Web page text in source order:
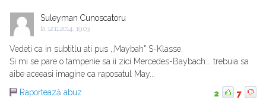
Suleyman Cunoscatoru
la 12.11.2014, 19:03
Vedeti ca in subtitlu ati pus ,,Maybah" S-Klasse.
Si mi se pare o tampenie sa ii zici Mercedes-Baybach... trebuia sa
aibe aceeasi imagine ca raposatul May...
Raportează abuz
2 7